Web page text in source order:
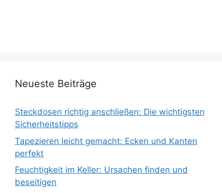
Neueste Beiträge
Steckdosen richtig anschließen: Die wichtigsten
Sicherheitstipps
Tapezieren leicht gemacht: Ecken und Kanten
perfekt
Feuchtigkeit im Keller: Ursachen finden und
beseitigen